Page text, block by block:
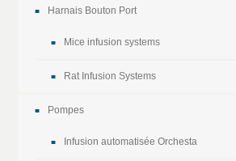
Harnais Bouton Port
Mice infusion systems
Rat Infusion Systems
Pompes
Infusion automatisée Orchesta